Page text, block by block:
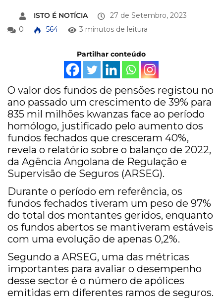
ISTO É NOTÍCIA
27 de Setembro, 2023
0
564 3 minutos de leitura
Partilhar conteúdo
O valor dos fundos de pensões registou no
ano passado um crescimento de 39% para
835 mil milhões kwanzas face ao período
homólogo, justificado pelo aumento dos
fundos fechados que cresceram 40%,
revela o relatório sobre o balanço de 2022,
da Agência Angolana de Regulação e
Supervisão de Seguros (ARSEG).
Durante o período em referência, os
fundos fechados tiveram um peso de 97%
do total dos montantes geridos, enquanto
os fundos abertos se mantiveram estáveis
com uma evolução de apenas 0,2%.
Segundo a ARSEG, uma das métricas
importantes para avaliar o desempenho
desse sector é o número de apólices
emitidas em diferentes ramos de seguros.